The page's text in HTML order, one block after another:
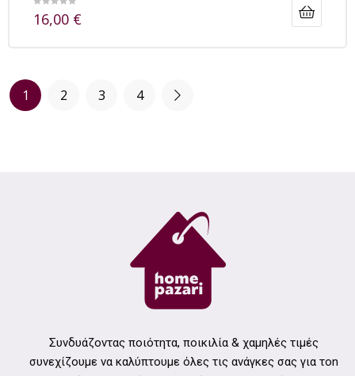
16,00 €
1 2 3 4
Συνδυάζοντας ποιότητα, ποικιλία & χαμηλές τιμές
συνεχίζουμε να καλύπτουμε όλες τις ανάγκες σας για τοn